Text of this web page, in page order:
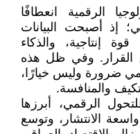
الرقمية انعطافًا
إذ أصبحت البيانات
قوة إنتاجية، والذكاء
القرار. وفي ظل هذه
ضرورة وليس خيارًا،
والمنافسة.
الرقمي، أبرزها
واسعة الانتشار، وتوسع